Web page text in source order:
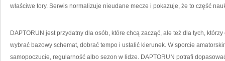
właściwe tory. Serwis normalizuje nieudane mecze i pokazuje, że to część
DAPTORUN jest przydatny dla osób, które chcą zacząć, ale też dla tych,
wybrać bazowy schemat, dobrać tempo i ustalić kierunek. W sporcie
samopoczucie, regularność albo sezon w lidze. DAPTORUN potrafi